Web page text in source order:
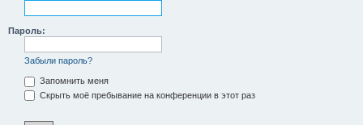
Пароль:
Забыли пароль?
Запомнить меня
Скрыть моё пребывание на конференции в этот раз